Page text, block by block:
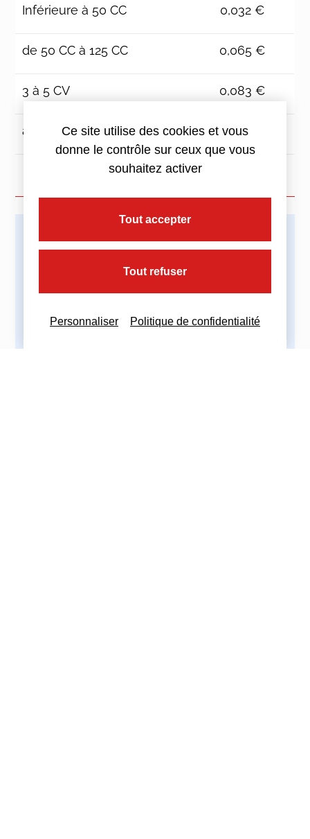
Inférieure à 50 CC 0,032 €
de 50 CC à 125 CC 0,065 €
3 à 5 CV 0,083 €
au-delà de 5 CV 0,115€
Imprimez cette actualité
Ce site utilise des cookies et vous
donne le contrôle sur ceux que vous
souhaitez activer
Tout accepter
Tout refuser
Personnaliser Politique de confidentialité